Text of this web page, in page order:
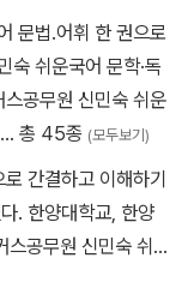
문법.어휘 한 권으로
쉬운국어 문학·독
공무원 신민숙 쉬운
… 총 45종 (모두보기)
간결하고 이해하기
. 한양대학교, 한양
스공무원 신민숙 쉬